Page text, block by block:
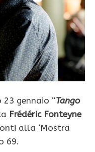
gennaio “Tango
Frédéric Fonteyne
alla ‘Mostra
69.